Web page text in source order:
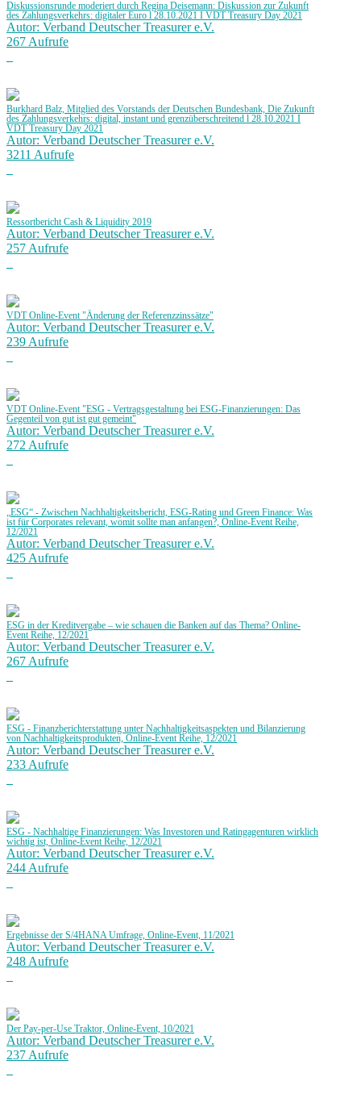
Diskussionsrunde moderiert durch Regina Deisemann: Diskussion zur Zukunft
des Zahlungsverkehrs: digitaler Euro l 28.10.2021 I VDT Treasury Day 2021
Autor: Verband Deutscher Treasurer e.V.
267 Aufrufe
Burkhard Balz, Mitglied des Vorstands der Deutschen Bundesbank, Die Zukunft
des Zahlungsverkehrs: digital, instant und grenzüberschreitend l 28.10.2021 I
VDT Treasury Day 2021
Autor: Verband Deutscher Treasurer e.V.
3211 Aufrufe
Ressortbericht Cash & Liquidity 2019
Autor: Verband Deutscher Treasurer e.V.
257 Aufrufe
VDT Online-Event "Änderung der Referenzzinssätze"
Autor: Verband Deutscher Treasurer e.V.
239 Aufrufe
VDT Online-Event "ESG - Vertragsgestaltung bei ESG-Finanzierungen: Das
Gegenteil von gut ist gut gemeint"
Autor: Verband Deutscher Treasurer e.V.
272 Aufrufe
„ESG“ - Zwischen Nachhaltigkeitsbericht, ESG-Rating und Green Finance: Was
ist für Corporates relevant, womit sollte man anfangen?, Online-Event Reihe,
12/2021
Autor: Verband Deutscher Treasurer e.V.
425 Aufrufe
ESG in der Kreditvergabe – wie schauen die Banken auf das Thema? Online-
Event Reihe, 12/2021
Autor: Verband Deutscher Treasurer e.V.
267 Aufrufe
ESG - Finanzberichterstattung unter Nachhaltigkeitsaspekten und Bilanzierung
von Nachhaltigkeitsprodukten, Online-Event Reihe, 12/2021
Autor: Verband Deutscher Treasurer e.V.
233 Aufrufe
ESG - Nachhaltige Finanzierungen: Was Investoren und Ratingagenturen wirklich
wichtig ist, Online-Event Reihe, 12/2021
Autor: Verband Deutscher Treasurer e.V.
244 Aufrufe
Ergebnisse der S/4HANA Umfrage, Online-Event, 11/2021
Autor: Verband Deutscher Treasurer e.V.
248 Aufrufe
Der Pay-per-Use Traktor, Online-Event, 10/2021
Autor: Verband Deutscher Treasurer e.V.
237 Aufrufe